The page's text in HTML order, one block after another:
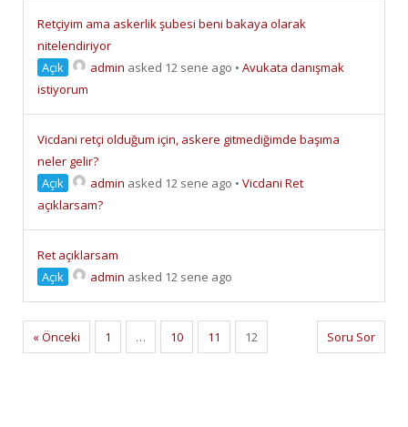
Retçiyim ama askerlik şubesi beni bakaya olarak
nitelendiriyor
Açık
admin asked 12 sene ago • Avukata danışmak
istiyorum
Vicdani retçi olduğum için, askere gitmediğimde başıma
neler gelir?
Açık
admin asked 12 sene ago • Vicdani Ret
açıklarsam?
Ret açıklarsam
Açık
admin asked 12 sene ago
« Önceki 1 … 10 11 12 Soru Sor